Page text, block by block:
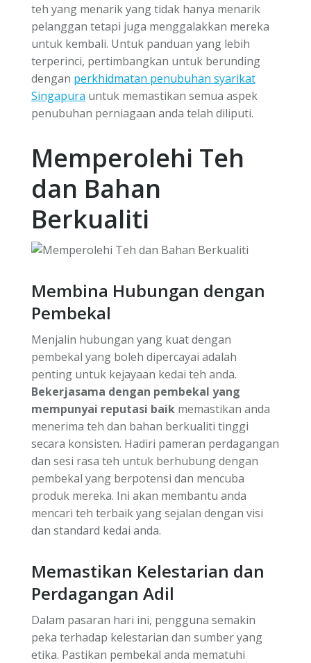
teh yang menarik yang tidak hanya menarik
pelanggan tetapi juga menggalakkan mereka
untuk kembali. Untuk panduan yang lebih
terperinci, pertimbangkan untuk berunding
dengan perkhidmatan penubuhan syarikat
Singapura untuk memastikan semua aspek
penubuhan perniagaan anda telah diliputi.
Memperolehi Teh
dan Bahan
Berkualiti
Membina Hubungan dengan
Pembekal
Menjalin hubungan yang kuat dengan
pembekal yang boleh dipercayai adalah
penting untuk kejayaan kedai teh anda.
Bekerjasama dengan pembekal yang
mempunyai reputasi baikmemastikan anda
menerima teh dan bahan berkualiti tinggi
secara konsisten. Hadiri pameran perdagangan
dan sesi rasa teh untuk berhubung dengan
pembekal yang berpotensi dan mencuba
produk mereka. Ini akan membantu anda
mencari teh terbaik yang sejalan dengan visi
dan standard kedai anda.
Memastikan Kelestarian dan
Perdagangan Adil
Dalam pasaran hari ini, pengguna semakin
peka terhadap kelestarian dan sumber yang
etika. Pastikan pembekal anda mematuhi